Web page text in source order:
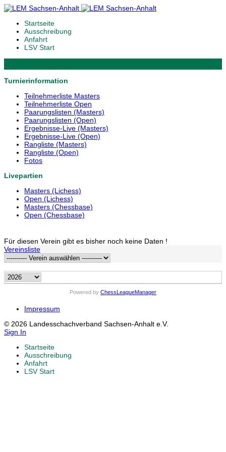
Startseite
Ausschreibung
Anfahrt
LSV Start
Turnierinformation
Teilnehmerliste Masters
Teilnehmerliste Open
Paarungslisten (Masters)
Paarungslisten (Open)
Ergebnisse-Live (Masters)
Ergebnisse-Live (Open)
Rangliste (Masters)
Rangliste (Open)
Fotos
Livepartien
Masters (Lichess)
Open (Lichess)
Masters (Chessbase)
Open (Chessbase)
Für diesen Verein gibt es bisher noch keine Daten !
Vereinsliste
Powered by ChessLeagueManager
Impressum
© 2026 Landesschachverband Sachsen-Anhalt e.V.
Sign In
Startseite
Ausschreibung
Anfahrt
LSV Start